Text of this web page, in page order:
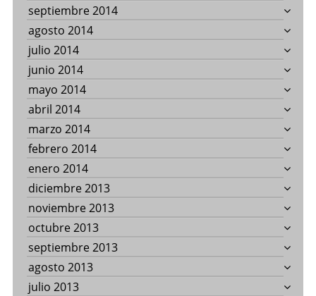
septiembre 2014
agosto 2014
julio 2014
junio 2014
mayo 2014
abril 2014
marzo 2014
febrero 2014
enero 2014
diciembre 2013
noviembre 2013
octubre 2013
septiembre 2013
agosto 2013
julio 2013